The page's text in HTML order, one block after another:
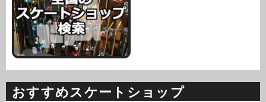
おすすめスケートショップ